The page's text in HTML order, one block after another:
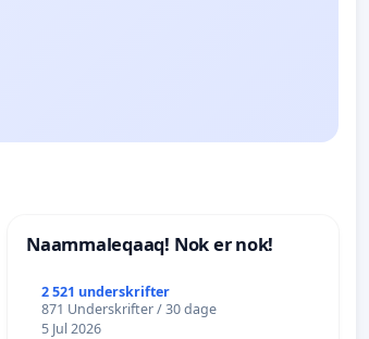
Naammaleqaaq! Nok er nok!
2 521 underskrifter
871 Underskrifter / 30 dage
5 Jul 2026